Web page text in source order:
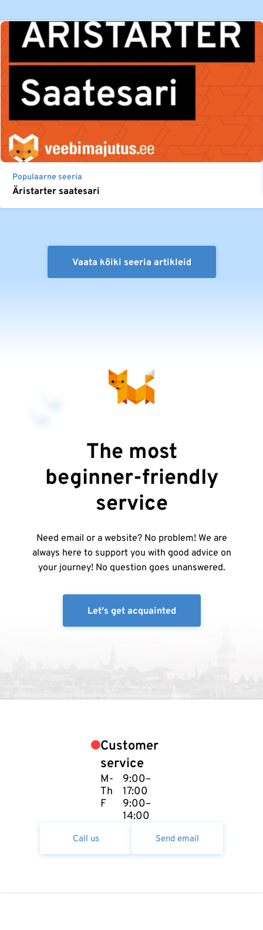
Populaarne seeria
Äristarter saatesari
Vaata kõiki seeria artikleid
The most
beginner-friendly
service
Need email or a website? No problem! We are
always here to support you with good advice on
your journey! No question goes unanswered.
Let's get acquainted
Customer
service
M-
Th
F
9:00–
17:00
9:00–
14:00
Call us Send email